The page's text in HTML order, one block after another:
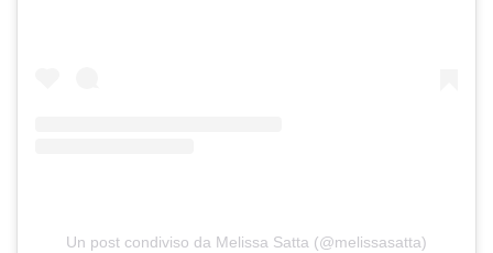
Un post condiviso da Melissa Satta (@melissasatta)